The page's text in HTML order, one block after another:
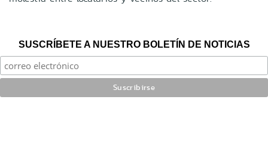
SUSCRÍBETE A NUESTRO BOLETÍN DE NOTICIAS